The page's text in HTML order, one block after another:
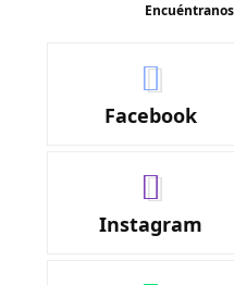
Facebook
Instagram